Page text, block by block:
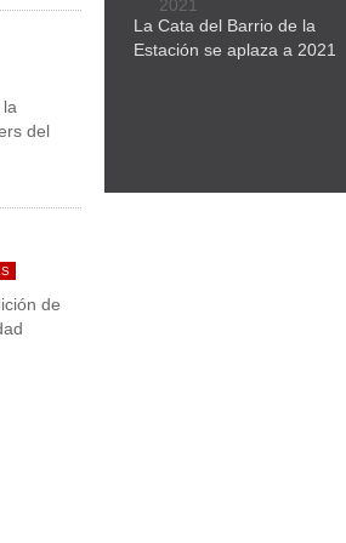
del
de
La Cata del Barrio de la
Estación se aplaza a 2021